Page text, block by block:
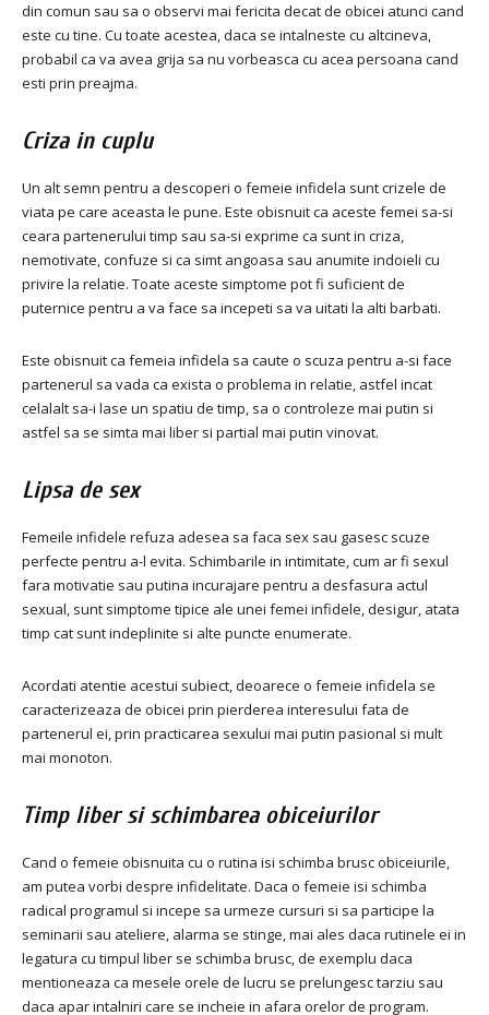
din comun sau sa o observi mai fericita decat de obicei atunci cand
este cu tine. Cu toate acestea, daca se intalneste cu altcineva,
probabil ca va avea grija sa nu vorbeasca cu acea persoana cand
esti prin preajma.
Criza in cuplu
Un alt semn pentru a descoperi o femeie infidela sunt crizele de
viata pe care aceasta le pune. Este obisnuit ca aceste femei sa-si
ceara partenerului timp sau sa-si exprime ca sunt in criza,
nemotivate, confuze si ca simt angoasa sau anumite indoieli cu
privire la relatie. Toate aceste simptome pot fi suficient de
puternice pentru a va face sa incepeti sa va uitati la alti barbati.
Este obisnuit ca femeia infidela sa caute o scuza pentru a-si face
partenerul sa vada ca exista o problema in relatie, astfel incat
celalalt sa-i lase un spatiu de timp, sa o controleze mai putin si
astfel sa se simta mai liber si partial mai putin vinovat.
Lipsa de sex
Femeile infidele refuza adesea sa faca sex sau gasesc scuze
perfecte pentru a-l evita. Schimbarile in intimitate, cum ar fi sexul
fara motivatie sau putina incurajare pentru a desfasura actul
sexual, sunt simptome tipice ale unei femei infidele, desigur, atata
timp cat sunt indeplinite si alte puncte enumerate.
Acordati atentie acestui subiect, deoarece o femeie infidela se
caracterizeaza de obicei prin pierderea interesului fata de
partenerul ei, prin practicarea sexului mai putin pasional si mult
mai monoton.
Timp liber si schimbarea obiceiurilor
Cand o femeie obisnuita cu o rutina isi schimba brusc obiceiurile,
am putea vorbi despre infidelitate. Daca o femeie isi schimba
radical programul si incepe sa urmeze cursuri si sa participe la
seminarii sau ateliere, alarma se stinge, mai ales daca rutinele ei in
legatura cu timpul liber se schimba brusc, de exemplu daca
mentioneaza ca mesele orele de lucru se prelungesc tarziu sau
daca apar intalniri care se incheie in afara orelor de program.